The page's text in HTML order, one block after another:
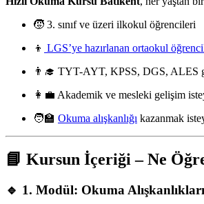
🧒 3. sınıf ve üzeri ilkokul öğrencileri
👦 LGS’ye hazırlanan ortaokul
👨‍🎓 TYT-AYT, KPSS, DGS, ALES
👩‍💼 Akademik ve mesleki gelişim
🧑‍🏫 Okuma alışkanlığı kazanmak
📘 Kursun İçeriği – Ne
🔹 1. Modül: Okuma